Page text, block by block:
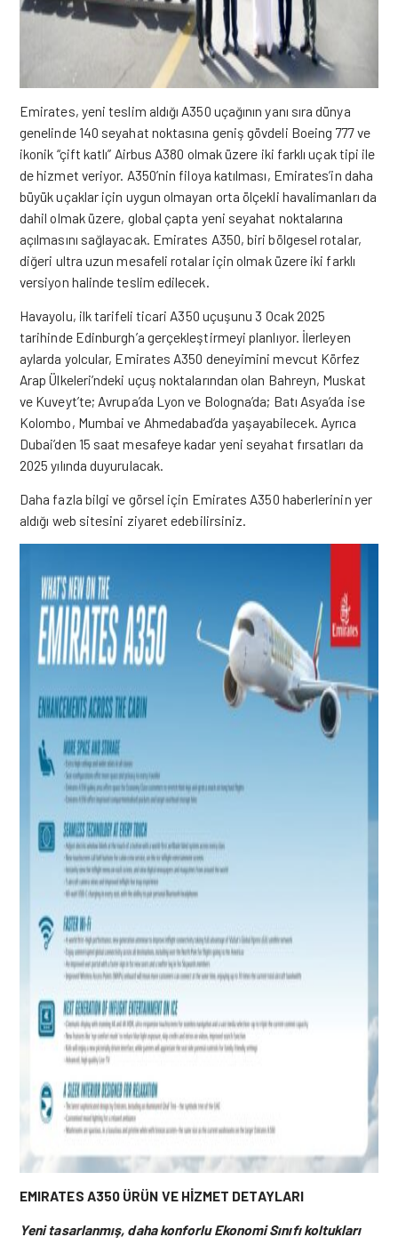
Emirates, yeni teslim aldığı A350 uçağının yanı sıra dünya
genelinde 140 seyahat noktasına geniş gövdeli Boeing 777 ve
ikonik “çift katlı” Airbus A380 olmak üzere iki farklı uçak tipi ile
de hizmet veriyor. A350’nin filoya katılması, Emirates’in daha
büyük uçaklar için uygun olmayan orta ölçekli havalimanları da
dahil olmak üzere, global çapta yeni seyahat noktalarına
açılmasını sağlayacak. Emirates A350, biri bölgesel rotalar,
diğeri ultra uzun mesafeli rotalar için olmak üzere iki farklı
versiyon halinde teslim edilecek.
Havayolu, ilk tarifeli ticari A350 uçuşunu 3 Ocak 2025
tarihinde Edinburgh’a gerçekleştirmeyi planlıyor. İlerleyen
aylarda yolcular, Emirates A350 deneyimini mevcut Körfez
Arap Ülkeleri’ndeki uçuş noktalarından olan Bahreyn, Muskat
ve Kuveyt’te; Avrupa’da Lyon ve Bologna’da; Batı Asya’da ise
Kolombo, Mumbai ve Ahmedabad’da yaşayabilecek. Ayrıca
Dubai’den 15 saat mesafeye kadar yeni seyahat fırsatları da
2025 yılında duyurulacak.
Daha fazla bilgi ve görsel için Emirates A350 haberlerinin yer
aldığı web sitesini ziyaret edebilirsiniz.
EMIRATES A350 ÜRÜN VE HİZMET DETAYLARI
Yeni tasarlanmış, daha konforlu Ekonomi Sınıfı koltukları